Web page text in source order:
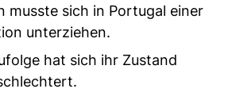
musste sich in Portugal einer
unterziehen.
hat sich ihr Zustand